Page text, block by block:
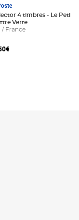
panier
4 timbres - Le Petit
Verte
/ France